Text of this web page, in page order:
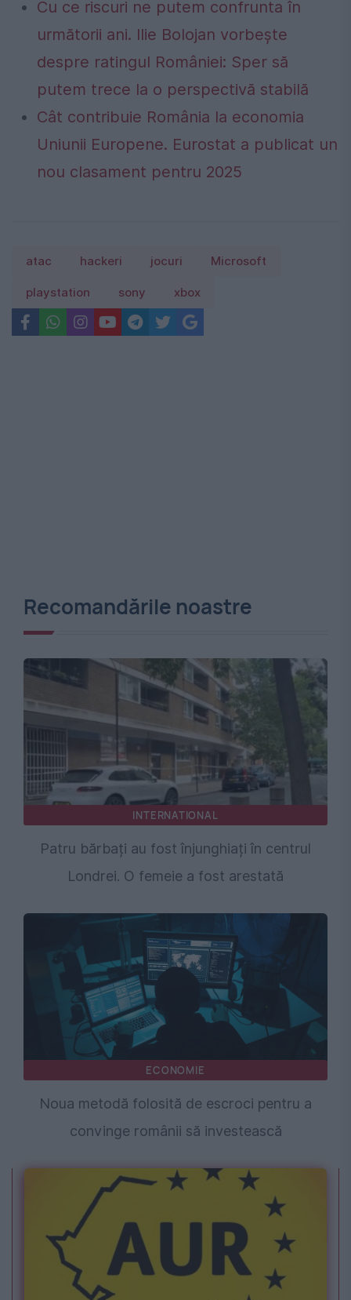
Cu ce riscuri ne putem confrunta în
următorii ani. Ilie Bolojan vorbește
despre ratingul României: Sper să
putem trece la o perspectivă stabilă
Cât contribuie România la economia
Uniunii Europene. Eurostat a publicat un
nou clasament pentru 2025
atac hackeri jocuri Microsoft
playstation sony xbox
Recomandările noastre
INTERNATIONAL
Patru bărbați au fost înjunghiați în centrul
Londrei. O femeie a fost arestată
ECONOMIE
Noua metodă folosită de escroci pentru a
convinge românii să investească